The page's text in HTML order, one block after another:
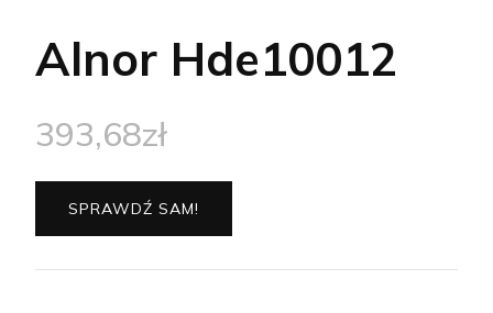
Alnor Hde10012
393,68zł
SPRAWDŹ SAM!